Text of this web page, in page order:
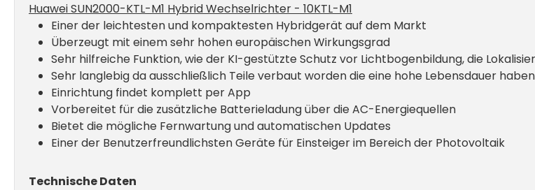
Huawei SUN2000-KTL-M1 Hybrid Wechselrichter - 10KTL-M1
Einer der leichtesten und kompaktesten Hybridgerät auf dem Markt
Überzeugt mit einem sehr hohen europäischen Wirkungsgrad
Sehr hilfreiche Funktion, wie der KI-gestützte Schutz vor Lichtbogenbildung, die
Sehr langlebig da ausschließlich Teile verbaut worden die eine hohe Lebensdauer haben
Einrichtung findet komplett per App
Vorbereitet für die zusätzliche Batterieladung über die AC-Energiequellen
Bietet die mögliche Fernwartung und automatischen Updates
Einer der Benutzerfreundlichsten Geräte für Einsteiger im Bereich der Photovoltaik
Technische Daten